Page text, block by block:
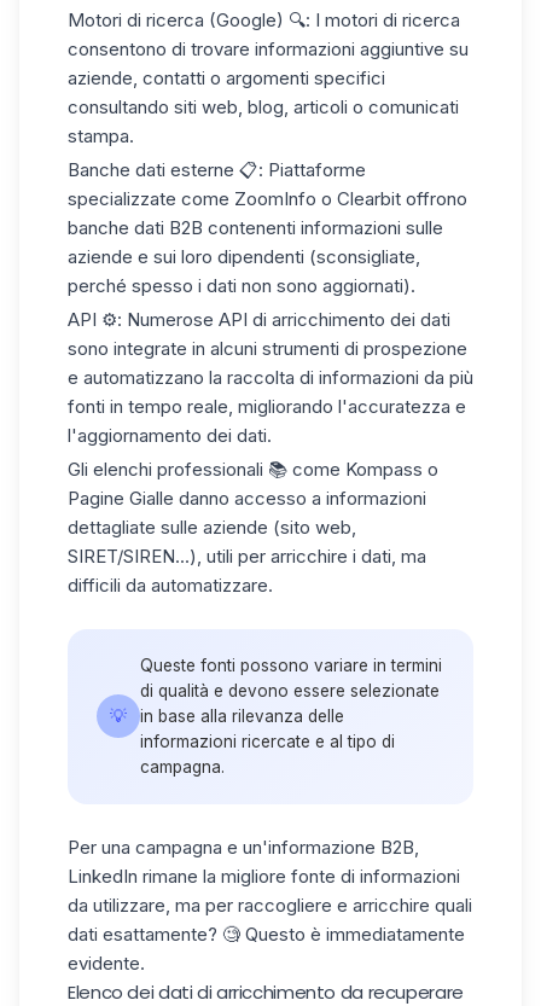
Motori di ricerca (Google) 🔍: I motori di ricerca
consentono di trovare informazioni aggiuntive su
aziende, contatti o argomenti specifici
consultando siti web, blog, articoli o comunicati
stampa.
Banche dati esterne 📋: Piattaforme
specializzate come ZoomInfo o Clearbit offrono
banche dati B2B contenenti informazioni sulle
aziende e sui loro dipendenti (sconsigliate,
perché spesso i dati non sono aggiornati).
API ⚙️: Numerose API di arricchimento dei dati
sono integrate in alcuni strumenti di prospezione
e automatizzano la raccolta di informazioni da più
fonti in tempo reale, migliorando l'accuratezza e
l'aggiornamento dei dati.
Gli elenchi professionali 📚 come Kompass o
Pagine Gialle danno accesso a informazioni
dettagliate sulle aziende (sito web,
SIRET/SIREN...), utili per arricchire i dati, ma
difficili da automatizzare.
💡
Queste fonti possono variare in termini
di qualità e devono essere selezionate
in base alla rilevanza delle
informazioni ricercate e al tipo di
campagna.
Per una campagna e un'informazione B2B,
LinkedIn rimane la migliore fonte di informazioni
da utilizzare, ma per raccogliere e arricchire quali
dati esattamente? 🧐 Questo è immediatamente
evidente.
Elenco dei dati di arricchimento da recuperare